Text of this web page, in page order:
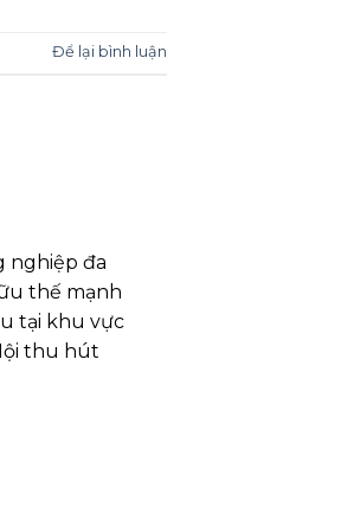
Để lại bình luận
nghiệp đa
thế mạnh
tại khu vực
thu hút